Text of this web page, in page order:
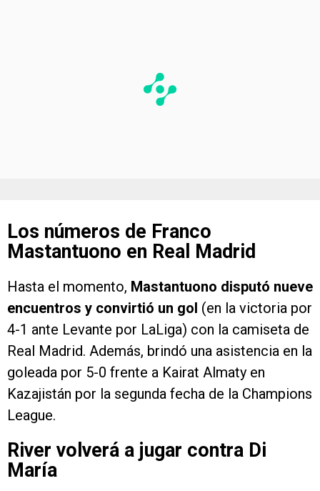
Los números de Franco
Mastantuono en Real Madrid
Hasta el momento, Mastantuono disputó nueve
encuentros y convirtió un gol (en la victoria por
4-1 ante Levante por LaLiga) con la camiseta de
Real Madrid. Además, brindó una asistencia en la
goleada por 5-0 frente a Kairat Almaty en
Kazajistán por la segunda fecha de la Champions
League.
River volverá a jugar contra Di
María